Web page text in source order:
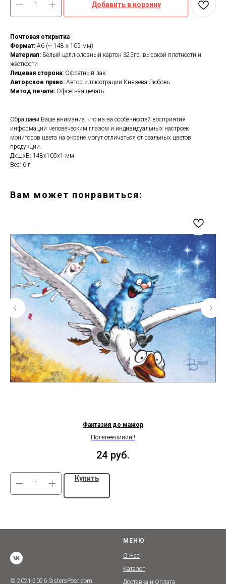
Добавить в корзину
Почтовая открытка
Формат: А6 (~ 148 х 105 мм)
Материал: Белый целлюлозный картон 325гр. высокой плотности и
жесткости
Лицевая сторона: Офсетный лак
Авторское право: Автор иллюстрации Князева Любовь
Метод печати: Офсетная печать
Обращаем Ваше внимание: что из-за особенностей восприятия
информации человеческим глазом и индивидуальных настроек
мониторов цвета на экране могут отличаться от реальных цветов
продукции.
ДxШxВ: 148x105x1 мм
Вес: 6 г
Вам может понравиться:
Фантазия до мажор
Полетееелииии!!
24 руб.
Купить
© 2021-2026 SistersPost.com
МЕНЮ
О Нас
Каталог
Доставка и Оплата